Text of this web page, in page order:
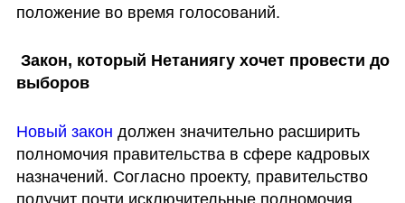
положение во время голосований.
выборов
Новый закон должен значительно расширить
полномочия правительства в сфере кадровых
назначений. Согласно проекту, правительство